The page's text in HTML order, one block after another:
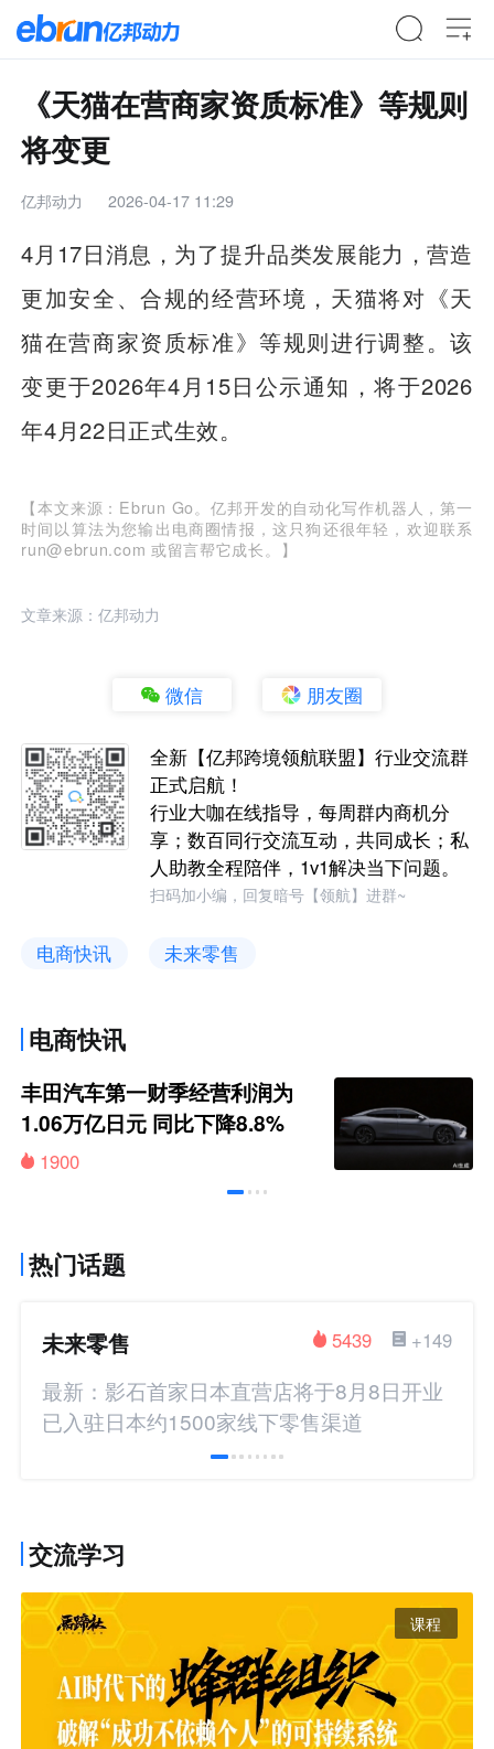
《天猫在营商家资质标准》等规则
将变更
亿邦动力 2026-04-17 11:29
4月17日消息，为了提升品类发展能力，营造
更加安全、合规的经营环境，天猫将对《天
猫在营商家资质标准》等规则进行调整。该
变更于2026年4月15日公示通知，将于2026
年4月22日正式生效。
【本文来源：Ebrun Go。亿邦开发的自动化写作机器人，第一
时间以算法为您输出电商圈情报，这只狗还很年轻，欢迎联系
run@ebrun.com 或留言帮它成长。】
文章来源：亿邦动力
微信 朋友圈
全新【亿邦跨境领航联盟】行业交流群
正式启航！
行业大咖在线指导，每周群内商机分
享；数百同行交流互动，共同成长；私
人助教全程陪伴，1v1解决当下问题。
扫码加小编，回复暗号【领航】进群~
电商快讯 未来零售
电商快讯
丰田汽车第一财季经营利润为
1.06万亿日元 同比下降8.8%
1900
热门话题
未来零售 +149
5439
最新：影石首家日本直营店将于8月8日开业
已入驻日本约1500家线下零售渠道
交流学习
课程